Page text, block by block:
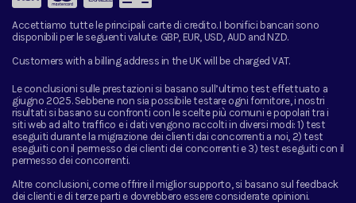
Accettiamo tutte le principali carte di credito. I bonifici bancari sono
disponibili per le seguenti valute: GBP, EUR, USD, AUD and NZD.
Customers with a billing address in the UK will be charged VAT.
Le conclusioni sulle prestazioni si basano sull’ultimo test effettuato a
giugno 2025. Sebbene non sia possibile testare ogni fornitore, i nostri
risultati si basano su confronti con le scelte più comuni e popolari tra i
siti web ad alto traffico e i dati vengono raccolti in diversi modi: 1) test
eseguiti durante la migrazione dei clienti dai concorrenti a noi, 2) test
eseguiti con il permesso dei clienti dei concorrenti e 3) test eseguiti con il
permesso dei concorrenti.
Altre conclusioni, come offrire il miglior supporto, si basano sul feedback
dei clienti e di terze parti e dovrebbero essere considerate opinioni.